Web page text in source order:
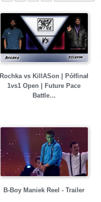
Rochka vs KillASon | Półfinał
1vs1 Open | Future Pace
Battle…
B-Boy Maniek Reel - Trailer